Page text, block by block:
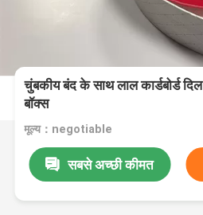
चुंबकीय बंद के साथ लाल कार्डबोर्ड दिल
बॉक्स
मूल्य：negotiable
सबसे अच्छी कीमत